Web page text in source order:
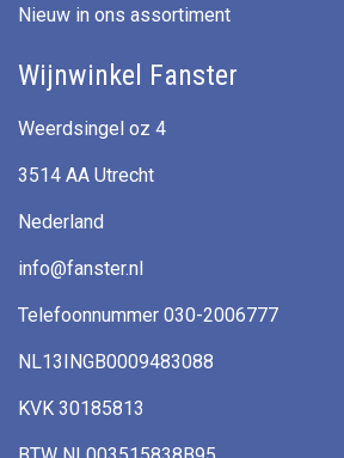
Nieuw in ons assortiment
Wijnwinkel Fanster
Weerdsingel oz 4
3514 AA Utrecht
Nederland
info@fanster.nl
Telefoonnummer 030-2006777
NL13INGB0009483088
KVK 30185813